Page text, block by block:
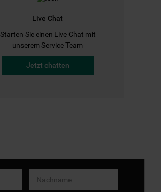
Live Chat
Starten Sie einen Live Chat mit
unserem Service Team
Jetzt chatten